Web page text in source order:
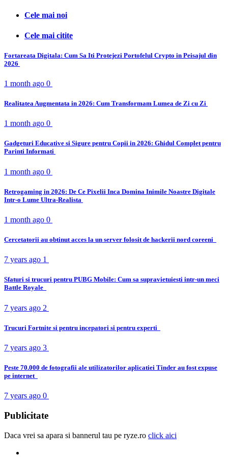
Cele mai noi
Cele mai citite
Fortareata Digitala: Cum Sa Iti Protejezi Portofelul Crypto in Peisajul din
2026
1 month ago 0
Realitatea Augmentata in 2026: Cum Transformam Lumea de Zi cu Zi
1 month ago 0
Gadgeturi Educative si Sigure pentru Copii in 2026: Ghidul Complet pentru
Parinti Informati
1 month ago 0
Retrogaming in 2026: De Ce Pixelii Inca Domina Inimile Noastre Digitale
Intr-o Lume Ultra-Realista
1 month ago 0
Cercetatorii au obtinut acces la un server folosit de hackerii nord coreeni
7 years ago 1
Sfaturi si trucuri pentru PUBG Mobile: Cum sa supravietuiesti intr-un meci
Battle Royale
7 years ago 2
Trucuri Fortnite si pentru incepatori si pentru experti
7 years ago 3
Peste 70.000 de fotografii ale utilizatorilor aplicatiei Tinder au fost expuse
pe internet
7 years ago 0
Publicitate
Daca vrei sa apara si bannerul tau pe ryze.ro click aici